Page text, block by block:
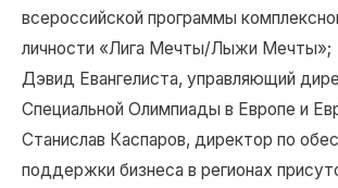
всероссийской программы
личности «Лига Мечты/Лыжи Мечты»;
Дэвид Евангелиста, управляющий
Специальной Олимпиады в Европе и
Станислав Каспаров, директор по
поддержки бизнеса в регионах